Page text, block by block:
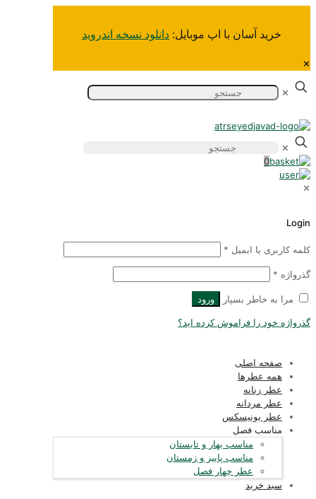
خرید آسان‌ با اپ موبایل: دانلود نسخه اندروید
✕
✕
0
کاربری یا ایمیل*
*
مرا به خاطر بسپار ورود
خود را فراموش کرده اید؟
صفحه اصلی
همه عطرها
عطر زنانه
عطر مردانه
عطر یونیسکس
مناسب فصل
مناسب بهار و تابستان
مناسب پاییز و زمستان
عطر چهار فصل
سبد خرید